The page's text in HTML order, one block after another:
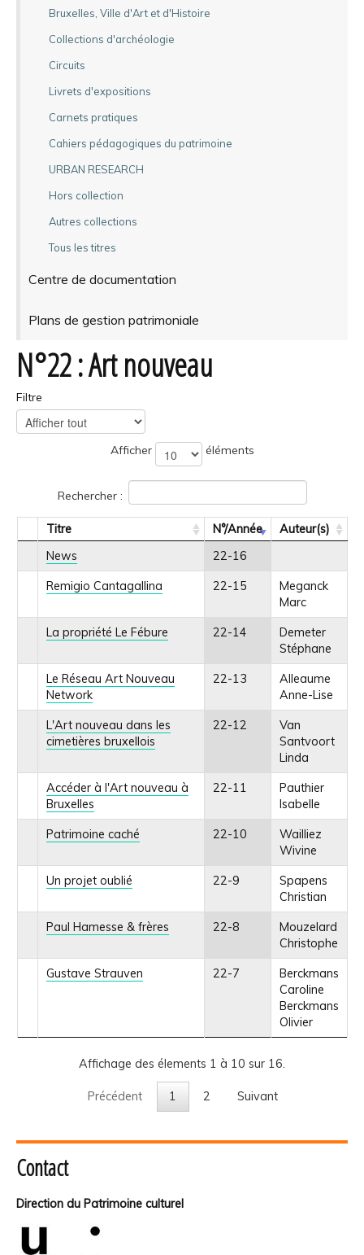
Bruxelles, Ville d'Art et d'Histoire
Collections d'archéologie
Circuits
Livrets d'expositions
Carnets pratiques
Cahiers pédagogiques du patrimoine
URBAN RESEARCH
Hors collection
Autres collections
Tous les titres
Centre de documentation
Plans de gestion patrimoniale
N°22 : Art nouveau
Filtre
Afficher éléments
Rechercher :
Titre N°/Année
Auteur(s)
News
22-16
Remigio Cantagallina 22-15
Meganck
Marc
La propriété Le Fébure 22-14
Demeter
Stéphane
Le Réseau Art Nouveau
Network
22-13
Alleaume
Anne-Lise
L'Art nouveau dans les
cimetières bruxellois
22-12
Van
Santvoort
Linda
Accéder à l'Art nouveau à
Bruxelles
22-11
Pauthier
Isabelle
Patrimoine caché 22-10
Wailliez
Wivine
Un projet oublié 22-9
Spapens
Christian
Paul Hamesse & frères 22-8
Mouzelard
Christophe
Gustave Strauven 22-7
Berckmans
Caroline
Berckmans
Olivier
Affichage des élements 1 à 10 sur 16.
Précédent 1 2 Suivant
Contact
Direction du Patrimoine culturel